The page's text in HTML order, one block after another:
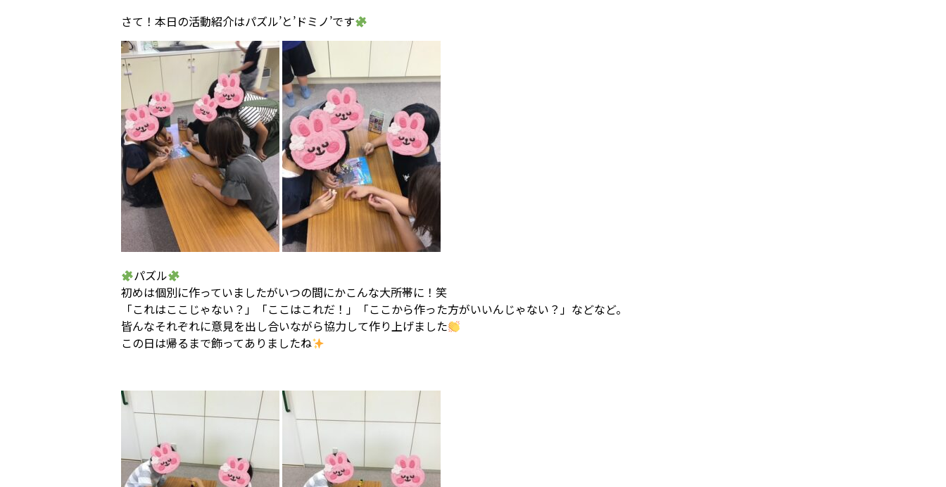
さて！本日の活動紹介はパズル’と’ドミノ’です
パズル
初めは個別に作っていましたがいつの間にかこんな大所帯に！笑
「これはここじゃない？」「ここはこれだ！」「ここから作った方がいいんじゃない？」などなど。
皆んなそれぞれに意見を出し合いながら協力して作り上げました
この日は帰るまで飾ってありましたね